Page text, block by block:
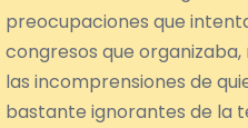
preocupaciones que
congresos que
las incomprensiones de
bastante ignorantes de la